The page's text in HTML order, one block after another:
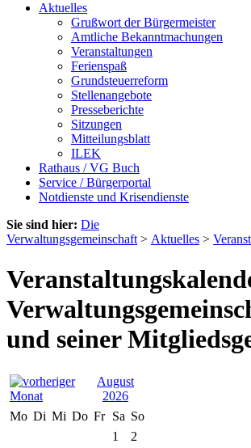
Aktuelles
Grußwort der Bürgermeister
Amtliche Bekanntmachungen
Veranstaltungen
Ferienspaß
Grundsteuerreform
Stellenangebote
Presseberichte
Sitzungen
Mitteilungsblatt
ILEK
Rathaus / VG Buch
Service / Bürgerportal
Notdienste und Krisendienste
Sie sind hier: Die
Verwaltungsgemeinschaft > Aktuelles >
und seiner
August
2026
Mo Di Mi Do Fr Sa So
1
2